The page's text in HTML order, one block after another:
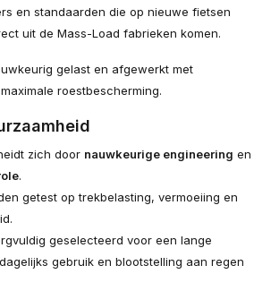
en standaarden die op nieuwe fietsen
uit de Mass-Load fabrieken komen.
gelast en afgewerkt met
roestbescherming.
zich door nauwkeurige engineering en
.
getest op trekbelasting, vermoeiing en
geselecteerd voor een lange
gebruik en blootstelling aan regen